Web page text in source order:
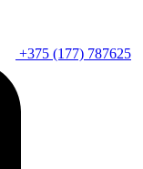
+375 (177) 787625